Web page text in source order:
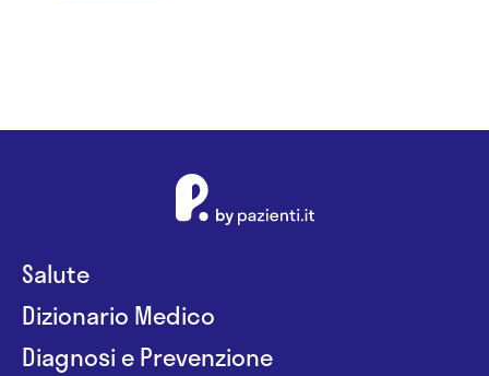
Salute
Dizionario Medico
Diagnosi e Prevenzione